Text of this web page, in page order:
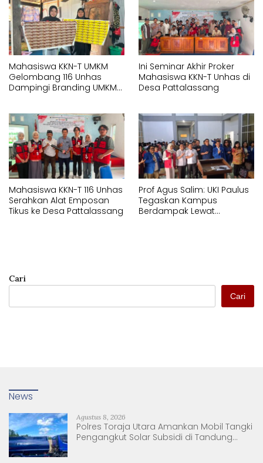
Mahasiswa KKN-T UMKM
Gelombang 116 Unhas
Dampingi Branding UMKM
Ini Seminar Akhir Proker
Mahasiswa KKN-T Unhas di
Desa Pattalassang
Mahasiswa KKN-T 116 Unhas
Serahkan Alat Emposan
Tikus ke Desa Pattalassang
Prof Agus Salim: UKI Paulus
Tegaskan Kampus
Berdampak Lewat
Cari
Cari
News
Agustus 8, 2026
Polres Toraja Utara Amankan Mobil Tangki
Pengangkut Solar Subsidi di Tandung